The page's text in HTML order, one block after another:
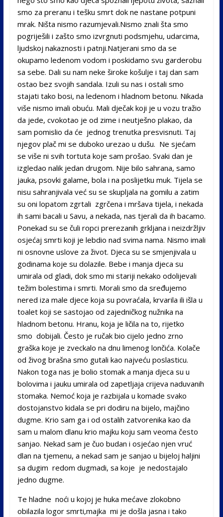
smo za preranu i tešku smrt dok ne nastane potpuni
mrak. Ništa nismo razumjevali.Nismo znali šta smo
pogriješili i zašto smo izvrgnuti podsmjehu, udarcima,
ljudskoj nakaznosti i patnji.Natjerani smo da se
okupamo ledenom vodom i poskidamo svu garderobu
sa sebe. Dali su nam neke široke košulje i taj dan sam
ostao bez svojih sandala. Izuli su nas i ostali smo
stajati tako bosi, na ledenom i hladnom betonu. Nikada
više nismo imali obuću. Mali dječak koji je u vozu tražio
da jede, cvokotao je od zime i neutješno plakao, da
sam pomislio da će jednog trenutka presvisnuti. Taj
njegov plač mi se duboko urezao u dušu. Ne sjećam
se više ni svih tortuta koje sam prošao. Svaki dan je
izgledao nalik jedan drugom. Nije bilo sahrana, samo
jauka, psovki galame, bola i na poslijetku muk. Tijela se
nisu sahranjivala već su se skupljala na gomilu a zatim
su oni lopatom zgrtali zgrčena i mršava tijela, i nekada
ih sami bacali u Savu, a nekada, nas tjerali da ih bacamo.
Ponekad su se čuli ropci prerezanih grkljana i neizdržljiv
osjećaj smrti koji je lebdio nad svima nama. Nismo imali
ni osnovne uslove za život. Djeca su se smjenjivala u
godinama koje su dolazile. Bebe i manja djeca su
umirala od gladi, dok smo mi stariji nekako odolijevali
težim bolestima i smrti. Morali smo da sređujemo
nered iza male djece koja su povraćala, krvarila ili išla u
toalet koji se sastojao od zajedničkog nužnika na
hladnom betonu. Hranu, koja je ličila na to, rijetko
smo dobijali. Često je ručak bio cijelo jedno zrno
graška koje je zveckalo na dnu limenog lončića. Kolače
od živog brašna smo gutali kao najveću poslasticu.
Nakon toga nas je bolio stomak a manja djeca su u
bolovima i jauku umirala od zapetljaja crijeva naduvanih
stomaka. Nemoć koja je razbijala u komade svako
dostojanstvo kidala se pri dodiru na bijelo, majčino
dugme. Krio sam ga i od ostalih zatvorenika kao da
sam u malom dlanu krio majku koju sam veoma često
sanjao. Nekad sam je čuo budan i osjećao njen vruć
dlan na tjemenu, a nekad sam je sanjao u bijeloj haljini
sa dugim redom dugmadi, sa koje je nedostajalo
jedno dugme.
Te hladne noći u kojoj je huka mećave zlokobno
obilazila logor smrti,majka mi je došla jasna i tako